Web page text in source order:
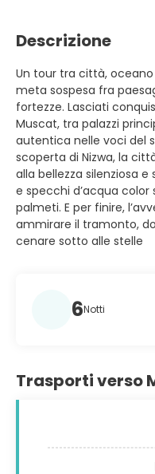
Descrizione
Un tour tra città,
meta sospesa fra
fortezze. Lasciati
Muscat, tra palazzi
autentica nelle voci del
scoperta di Nizwa, la
alla bellezza silenziosa
e specchi d’acqua
palmeti. E per finire,
ammirare il tramonto,
cenare sotto alle stelle
6Notti
Trasporti verso